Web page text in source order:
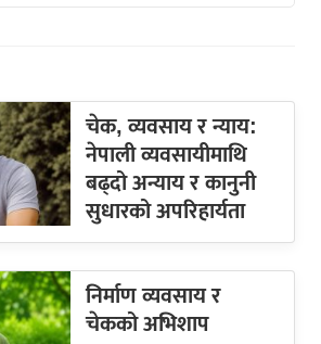
चेक, व्यवसाय र न्याय:
नेपाली व्यवसायीमाथि
बढ्दो अन्याय र कानुनी
सुधारको अपरिहार्यता
निर्माण व्यवसाय र
चेकको अभिशाप